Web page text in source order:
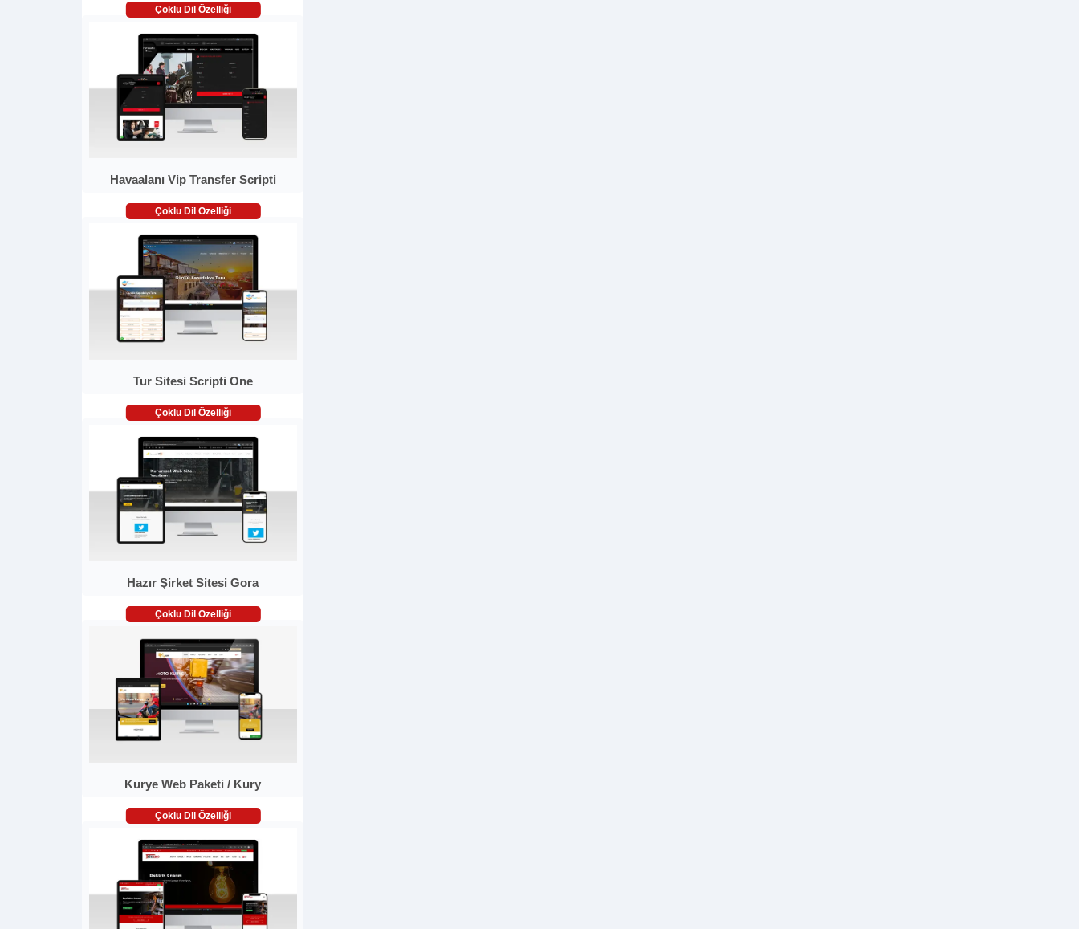
Çoklu Dil Özelliği
Havaalanı Vip Transfer Scripti
Çoklu Dil Özelliği
Tur Sitesi Scripti One
Çoklu Dil Özelliği
Hazır Şirket Sitesi Gora
Çoklu Dil Özelliği
Kurye Web Paketi / Kury
Çoklu Dil Özelliği